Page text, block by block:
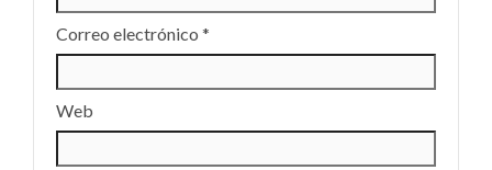
Correo electrónico *
Web